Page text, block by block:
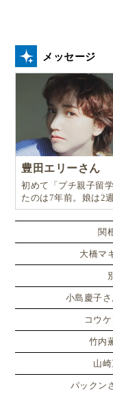
メッセージ
豊田エリーさん
初めて「プチ親子留
たのは7年前。娘は2
ンドンのサマースク
い、英語劇に挑戦し
関
大橋マ
小島慶子
コウ
竹内
山
パックン